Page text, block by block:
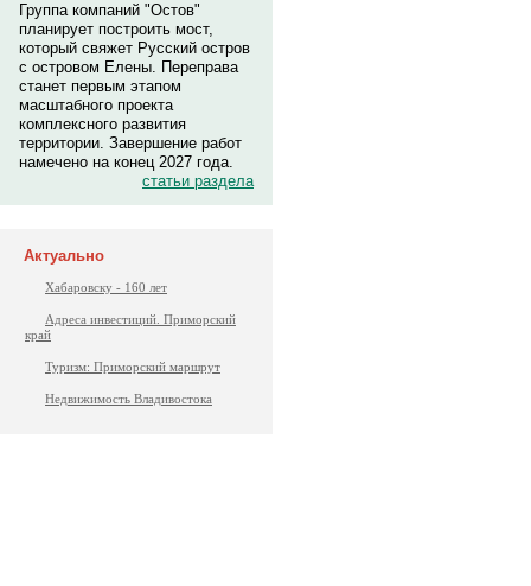
Группа компаний "Остов"
планирует построить мост,
который свяжет Русский остров
с островом Елены. Переправа
станет первым этапом
масштабного проекта
комплексного развития
территории. Завершение работ
намечено на конец 2027 года.
статьи раздела
Актуально
Хабаровску - 160 лет
Адреса инвестиций. Приморский
край
Туризм: Приморский маршрут
Недвижимость Владивостока